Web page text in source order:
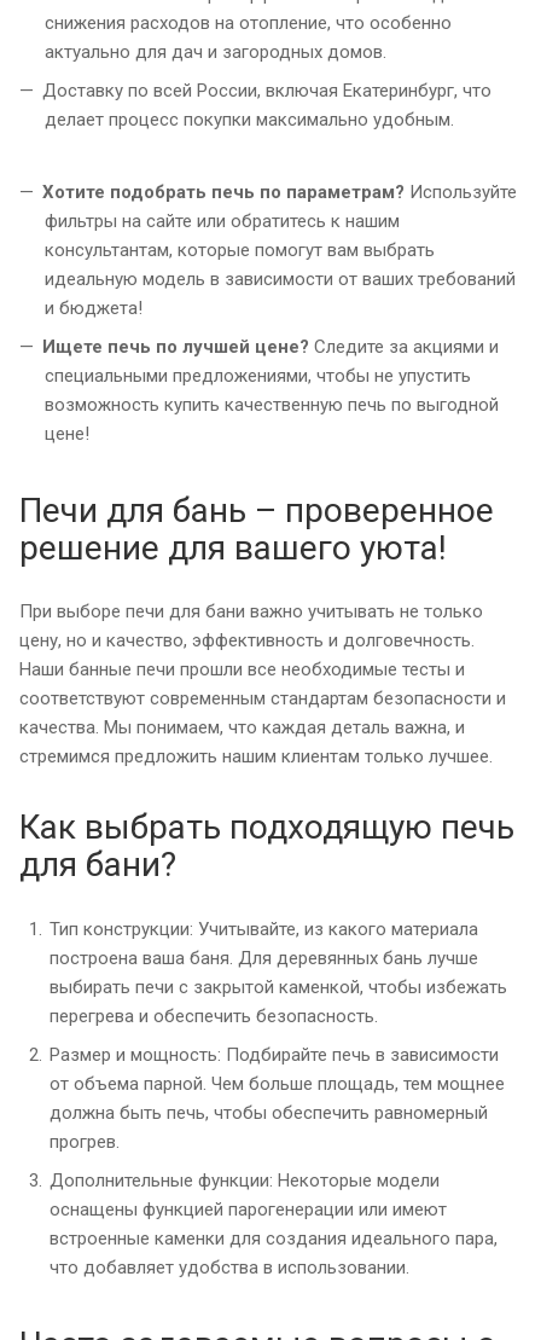
снижения расходов на отопление, что особенно
актуально для дач и загородных домов.
Доставку по всей России, включая Екатеринбург, что
делает процесс покупки максимально удобным.
Хотите подобрать печь по параметрам? Используйте
фильтры на сайте или обратитесь к нашим
консультантам, которые помогут вам выбрать
идеальную модель в зависимости от ваших требований
и бюджета!
Ищете печь по лучшей цене? Следите за акциями и
специальными предложениями, чтобы не упустить
возможность купить качественную печь по выгодной
цене!
Печи для бань – проверенное
решение для вашего уюта!
При выборе печи для бани важно учитывать не только
цену, но и качество, эффективность и долговечность.
Наши банные печи прошли все необходимые тесты и
соответствуют современным стандартам безопасности и
качества. Мы понимаем, что каждая деталь важна, и
стремимся предложить нашим клиентам только лучшее.
Как выбрать подходящую печь
для бани?
Тип конструкции: Учитывайте, из какого материала
построена ваша баня. Для деревянных бань лучше
выбирать печи с закрытой каменкой, чтобы избежать
перегрева и обеспечить безопасность.
Размер и мощность: Подбирайте печь в зависимости
от объема парной. Чем больше площадь, тем мощнее
должна быть печь, чтобы обеспечить равномерный
прогрев.
Дополнительные функции: Некоторые модели
оснащены функцией парогенерации или имеют
встроенные каменки для создания идеального пара,
что добавляет удобства в использовании.